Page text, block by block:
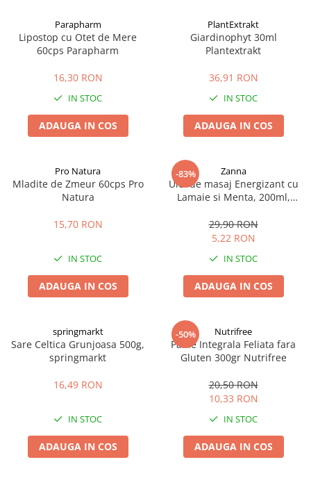
Sanatatea ochilor
Hepato-biliare
Glanda tiroida
Probleme renale
Prostata, urologie
Sistemul osos
Produse naturiste
Antiinflamator
Antitumorale
Articulatii sanatoase
Cardiovasculare
Imunitate
Memorie
Produse sanatate sexuala
Produse pentru Ea
Produse pentru sportivi
Indulcitori
Miere
Bomboane
Gume de mestecat
Siropuri, gemuri
Ciocolata
Miere Manuka
Mancare sanatoasa
Leguminoase
Uleiuri alimentare
Ulei CBD
Produse instant
Atelierul de cafea si ceaiuri
Geluri de dus naturale
Vopsele
Produse de uz casnic
Produse pentru bucatarie
Produse igienizare
Deodorante
Igiena orala
Protectie antivirala
Sare de baie
Detergenti Bio
Parapharm
Lipostop cu Otet de Mere
60cps Parapharm
16,30 RON
IN STOC
ADAUGA IN COS
PlantExtrakt
Giardinophyt 30ml
Plantextrakt
36,91 RON
IN STOC
ADAUGA IN COS
Pro Natura
Mladite de Zmeur 60cps Pro
Natura
15,70 RON
IN STOC
ADAUGA IN COS
-83% Zanna
Ulei de masaj Energizant cu
Lamaie si Menta, 200ml,
29,90 RON
5,22 RON
IN STOC
ADAUGA IN COS
springmarkt
Sare Celtica Grunjoasa 500g,
springmarkt
16,49 RON
IN STOC
ADAUGA IN COS
-50% Nutrifree
Paine Integrala Feliata fara
Gluten 300gr Nutrifree
20,50 RON
10,33 RON
IN STOC
ADAUGA IN COS